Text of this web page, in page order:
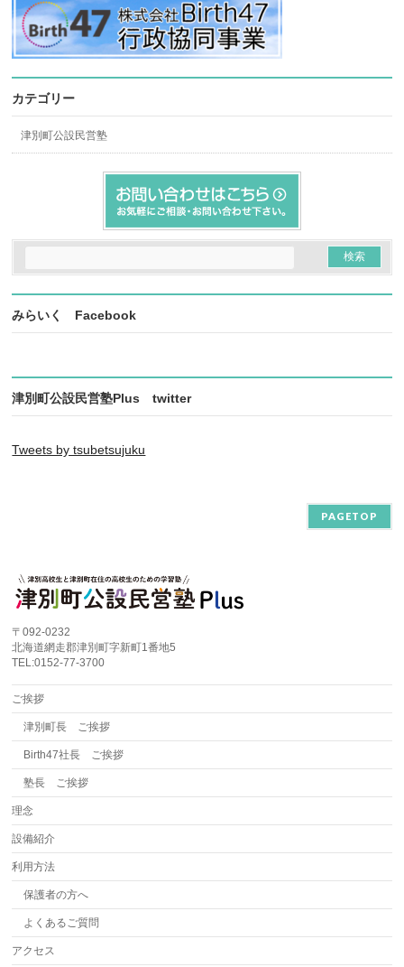
カテゴリー
津別町公設民営塾
みらいく Facebook
津別町公設民営塾Plus twitter
Tweets by tsubetsujuku
PAGETOP
〒092-0232
北海道網走郡津別町字新町1番地5
TEL:0152-77-3700
ご挨拶
津別町長 ご挨拶
Birth47社長 ご挨拶
塾長 ご挨拶
理念
設備紹介
利用方法
保護者の方へ
よくあるご質問
アクセス